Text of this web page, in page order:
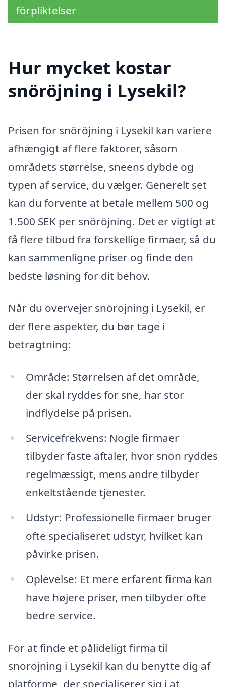
förpliktelser
Hur mycket kostar
snöröjning i Lysekil?
Prisen for snöröjning i Lysekil kan variere
afhængigt af flere faktorer, såsom
områdets størrelse, sneens dybde og
typen af service, du vælger. Generelt set
kan du forvente at betale mellem 500 og
1.500 SEK per snöröjning. Det er vigtigt at
få flere tilbud fra forskellige firmaer, så du
kan sammenligne priser og finde den
bedste løsning for dit behov.
Når du overvejer snöröjning i Lysekil, er
der flere aspekter, du bør tage i
betragtning:
Område: Størrelsen af det område,
der skal ryddes for sne, har stor
indflydelse på prisen.
Servicefrekvens: Nogle firmaer
tilbyder faste aftaler, hvor snön ryddes
regelmæssigt, mens andre tilbyder
enkeltstående tjenester.
Udstyr: Professionelle firmaer bruger
ofte specialiseret udstyr, hvilket kan
påvirke prisen.
Oplevelse: Et mere erfarent firma kan
have højere priser, men tilbyder ofte
bedre service.
For at finde et pålideligt firma til
snöröjning i Lysekil kan du benytte dig af
platforme, der specialiserer sig i at